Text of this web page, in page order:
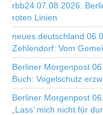
rbb24 07.08.2026:
roten Linien
neues deutschland
Zehlendorf: Vom
Berliner Morgenpost
Buch: Vogelschutz
Berliner Morgenpost
„Lass’ mich nicht für